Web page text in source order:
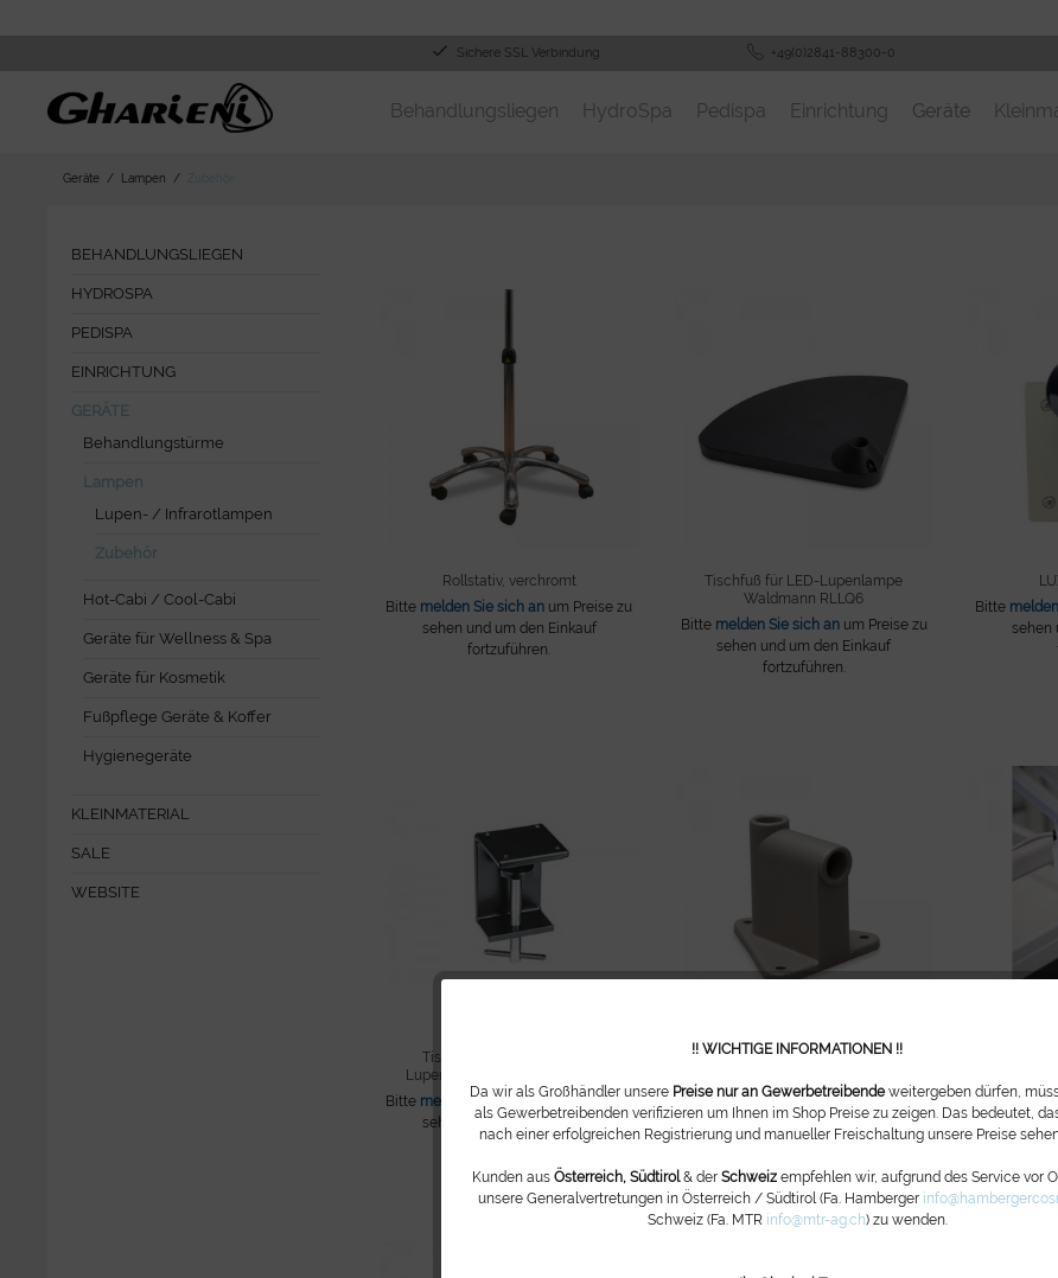
Sichere SSL Verbindung +49(0)2841-88300-0
Behandlungsliegen HydroSpa Pedispa Einrichtung Geräte
Geräte Lampen
BEHANDLUNGSLIEGEN
HYDROSPA
PEDISPA
EINRICHTUNG
GERÄTE
Behandlungstürme
Lampen
Lupen- / Infrarotlampen
Zubehör
Hot-Cabi / Cool-Cabi
Geräte für Wellness & Spa
Geräte für Kosmetik
Fußpflege Geräte & Koffer
Hygienegeräte
KLEINMATERIAL
SALE
WEBSITE
Rollstativ, verchromt
Bitte melden Sie sich an um Preise zu
sehen und um den Einkauf
fortzuführen.
Tischfuß für LED-Lupenlampe
Waldmann RLLQ6
Bitte melden Sie sich anum Preise zu
sehen und um den Einkauf
fortzuführen.
Bitte
sehen
Tischklemme schwarz, für
Lupenlampe Waldmann RLLQ6
Bitte melden Sie sich anum Preise zu
sehen und um den Einkauf
fortzuführen.
Wandhalter, Titan, für alle 'DeLuxe'...
Bitte melden Sie sich an um Preise zu
sehen und um den Einkauf
fortzuführen.
Bitte
sehen
!! WICHTIGE INFORMATIONEN !!
Da wir als Großhändler unsere Preise nur an Gewerbetreibendeweitergeben dürfen,
als Gewerbetreibenden verifizieren um Ihnen im Shop Preise zu zeigen. Das bedeutet,
nach einer erfolgreichen Registrierung und manueller Freischaltung unsere Preise
Kunden aus Österreich, Südtirol& der Schweiz empfehlen wir, aufgrund des Service vor
unsere Generalvertretungen in Österreich / Südtirol (Fa. Hamberger
Schweiz (Fa. MTR info@mtr-ag.ch) zu wenden.